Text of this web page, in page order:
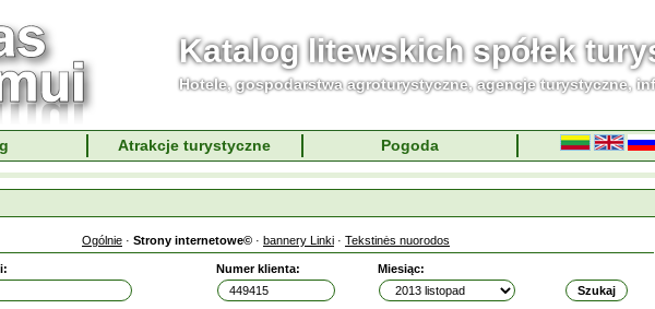
Katalog litewskich spółek
Hotele, gospodarstwa agroturystyczne, agencje turystyczne,
Atrakcje turystyczne Pogoda
Ogólnie · Strony internetowe© · bannery Linki · Tekstinės nuorodos
Numer klienta: Miesiąc: